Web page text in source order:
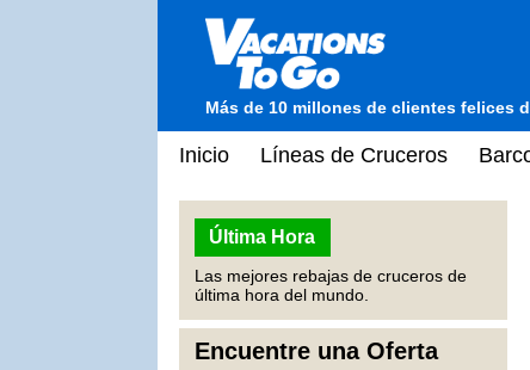
Más de 10 millones de clientes felices
Inicio Líneas de Cruceros
Última Hora
Las mejores rebajas de cruceros de
última hora del mundo.
Encuentre una Oferta